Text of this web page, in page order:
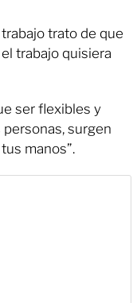
trato de que
trabajo quisiera
ser flexibles y
surgen
manos”.